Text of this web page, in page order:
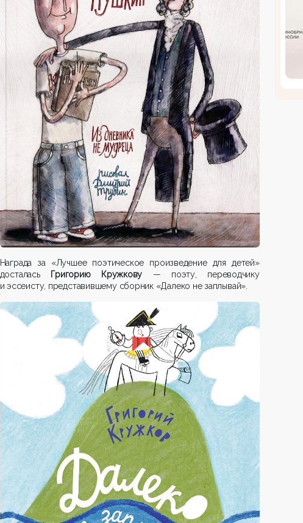
Награда за «Лучшее поэтическое произведение для детей»
досталась
Григорию Кружкову — поэту, переводчику
и эссеисту, представившему сборник «Далеко не заплывай».